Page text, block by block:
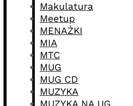
Makulatura
Meetup
MENAŻKI
MIA
MTC
MUG
MUG CD
MUZYKA